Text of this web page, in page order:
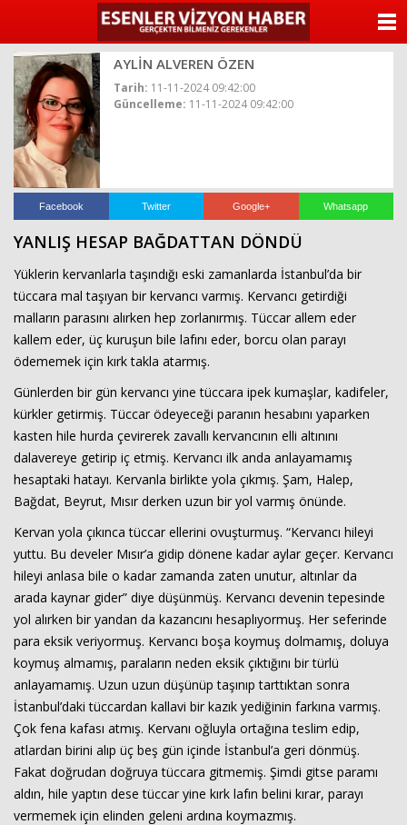
AYLİN ALVEREN ÖZEN
Tarih: 11-11-2024 09:42:00
Güncelleme: 11-11-2024 09:42:00
Facebook Twitter Google+ Whatsapp
YANLIŞ HESAP BAĞDATTAN DÖNDÜ
Yüklerin kervanlarla taşındığı eski zamanlarda İstanbul’da bir
tüccara mal taşıyan bir kervancı varmış. Kervancı getirdiği
malların parasını alırken hep zorlanırmış. Tüccar allem eder
kallem eder, üç kuruşun bile lafını eder, borcu olan parayı
ödememek için kırk takla atarmış.
Günlerden bir gün kervancı yine tüccara ipek kumaşlar, kadifeler,
kürkler getirmiş. Tüccar ödeyeceği paranın hesabını yaparken
kasten hile hurda çevirerek zavallı kervancının elli altınını
dalavereye getirip iç etmiş. Kervancı ilk anda anlayamamış
hesaptaki hatayı. Kervanla birlikte yola çıkmış. Şam, Halep,
Bağdat, Beyrut, Mısır derken uzun bir yol varmış önünde.
Kervan yola çıkınca tüccar ellerini ovuşturmuş. “Kervancı hileyi
yuttu. Bu develer Mısır’a gidip dönene kadar aylar geçer. Kervancı
hileyi anlasa bile o kadar zamanda zaten unutur, altınlar da
arada kaynar gider” diye düşünmüş. Kervancı devenin tepesinde
yol alırken bir yandan da kazancını hesaplıyormuş. Her seferinde
para eksik veriyormuş. Kervancı boşa koymuş dolmamış, doluya
koymuş almamış, paraların neden eksik çıktığını bir türlü
anlayamamış. Uzun uzun düşünüp taşınıp tarttıktan sonra
İstanbul’daki tüccardan kallavi bir kazık yediğinin farkına varmış.
Çok fena kafası atmış. Kervanı oğluyla ortağına teslim edip,
atlardan birini alıp üç beş gün içinde İstanbul’a geri dönmüş.
Fakat doğrudan doğruya tüccara gitmemiş. Şimdi gitse paramı
aldın, hile yaptın dese tüccar yine kırk lafın belini kırar, parayı
vermemek için elinden geleni ardına koymazmış.
ANASAYFA
YAZARLAR
VİDEO GALERİ
İLETİŞİM
Haberin Doğru Adresi.